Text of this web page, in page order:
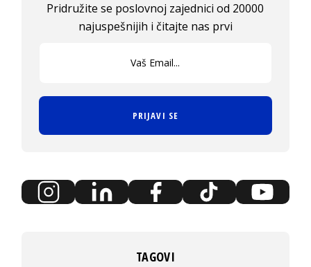
Pridružite se poslovnoj zajednici od 20000
najuspešnijih i čitajte nas prvi
PRIJAVI SE
TAGOVI